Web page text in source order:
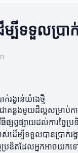
ម្បីទទួលប្រា
រង្វាន់យ៉ាងថ្មី
ជាគន្លងមួយដ៏ល្អសម្រា
ផ្សព្វផ្សាយដល់ការច្នៃ
ស់ដើម្បីទទួលបានប្រាក់រង្
ប្រឌិតដែលអ្នកអាចយកទ